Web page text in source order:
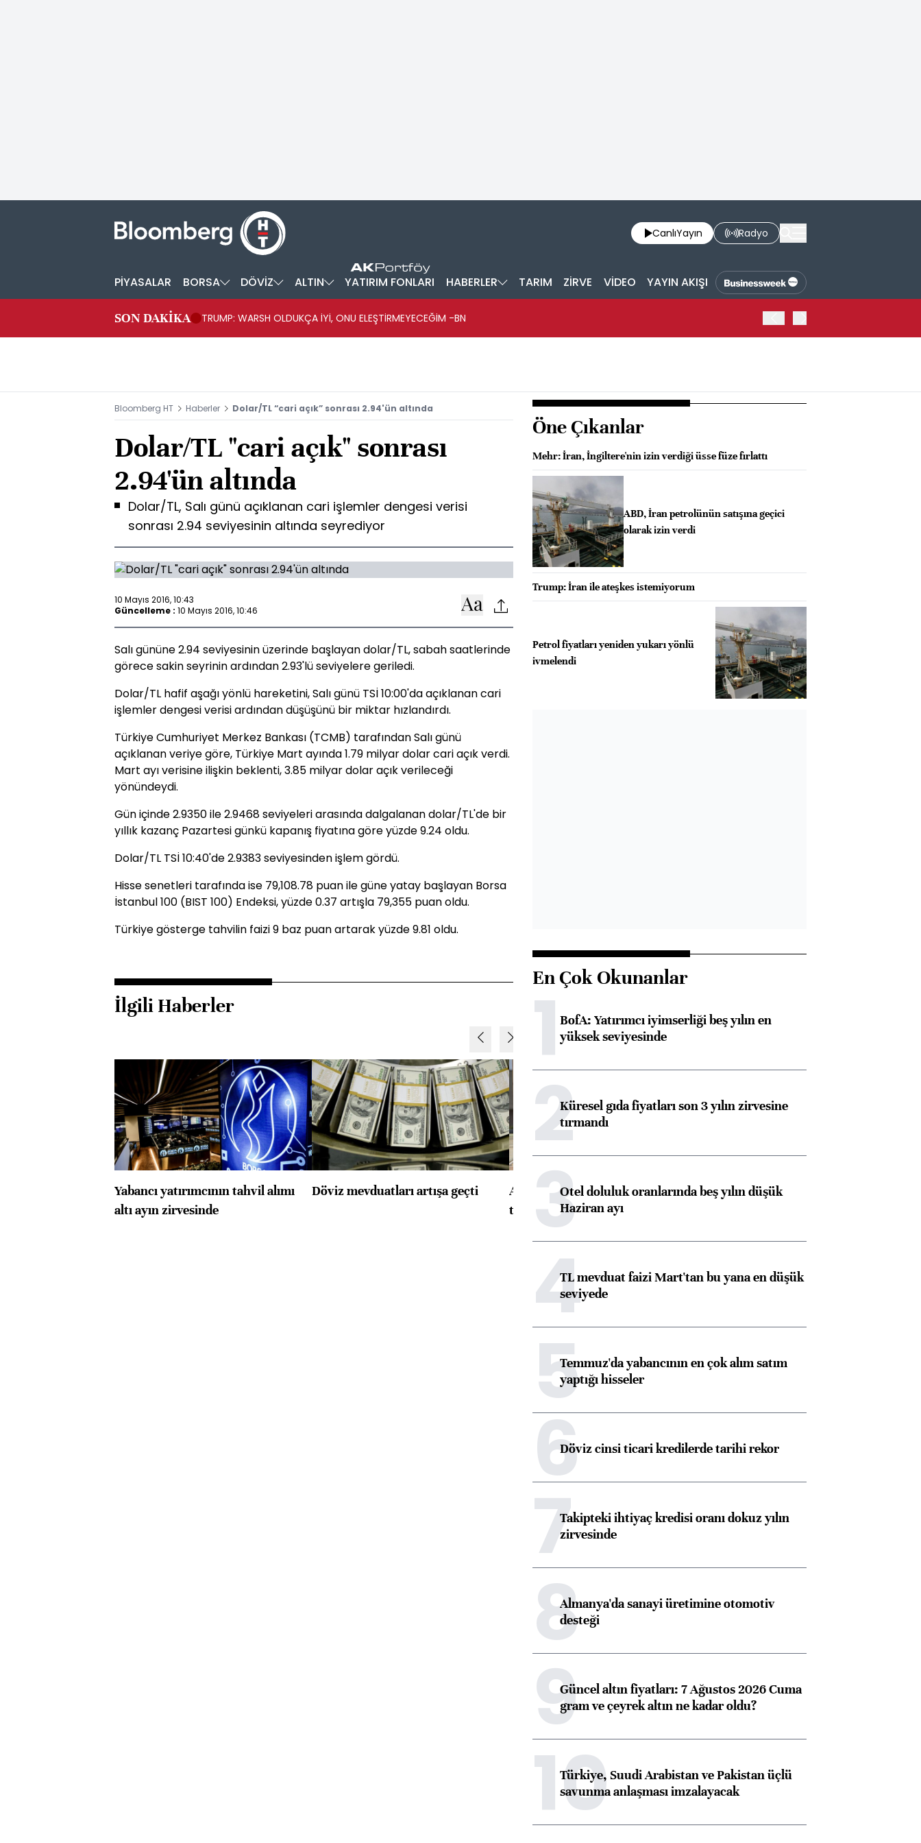
CanlıYayın Radyo
PİYASALAR BORSA DÖVİZ ALTIN YATIRIM FONLARI HABERLER TARIM ZİRVE VİDEO YAYIN AKIŞI
SON DAKİKA TRUMP: WARSH OLDUKÇA İYİ, ONU ELEŞTİRMEYECEĞİM -BN
Bloomberg HT Haberler Dolar/TL “cari açık” sonrası 2.94'ün altında
Dolar/TL "cari açık" sonrası
2.94'ün altında
Dolar/TL, Salı günü açıklanan cari işlemler dengesi verisi
sonrası 2.94 seviyesinin altında seyrediyor
10 Mayıs 2016, 10:43
Güncelleme : 10 Mayıs 2016, 10:46
Salı gününe 2.94 seviyesinin üzerinde başlayan dolar/TL, sabah saatlerinde
görece sakin seyrinin ardından 2.93'lü seviyelere geriledi.
Dolar/TL hafif aşağı yönlü hareketini, Salı günü TSİ 10:00'da açıklanan cari
işlemler dengesi verisi ardından düşüşünü bir miktar hızlandırdı.
Türkiye Cumhuriyet Merkez Bankası (TCMB) tarafından Salı günü
açıklanan veriye göre, Türkiye Mart ayında 1.79 milyar dolar cari açık verdi.
Mart ayı verisine ilişkin beklenti, 3.85 milyar dolar açık verileceği
yönündeydi.
Gün içinde 2.9350 ile 2.9468 seviyeleri arasında dalgalanan dolar/TL'de bir
yıllık kazanç Pazartesi günkü kapanış fiyatına göre yüzde 9.24 oldu.
Dolar/TL TSİ 10:40'de 2.9383 seviyesinden işlem gördü.
Hisse senetleri tarafında ise 79,108.78 puan ile güne yatay başlayan Borsa
İstanbul 100 (BIST 100) Endeksi, yüzde 0.37 artışla 79,355 puan oldu.
Türkiye gösterge tahvilin faizi 9 baz puan artarak yüzde 9.81 oldu.
İlgili Haberler
Yabancı yatırımcının tahvil alımı
altı ayın zirvesinde
Döviz mevduatları artışa geçti
ABD'de konut başlangıçları
toparlandı
konusunda Unicredit ile
görüşmelere hazırlanıyor
Öne Çıkanlar
Mehr: İran, İngiltere'nin izin verdiği üsse füze fırlattı
ABD, İran petrolünün satışına geçici
olarak izin verdi
Trump: İran ile ateşkes istemiyorum
Petrol fiyatları yeniden yukarı yönlü
ivmelendi
En Çok Okunanlar
1BofA: Yatırımcı iyimserliği beş yılın en
yüksek seviyesinde
2Küresel gıda fiyatları son 3 yılın zirvesine
tırmandı
3Otel doluluk oranlarında beş yılın düşük
Haziran ayı
4TL mevduat faizi Mart'tan bu yana en düşük
seviyede
5Temmuz'da yabancının en çok alım satım
yaptığı hisseler
6Döviz cinsi ticari kredilerde tarihi rekor
7Takipteki ihtiyaç kredisi oranı dokuz yılın
zirvesinde
8Almanya'da sanayi üretimine otomotiv
desteği
9Güncel altın fiyatları: 7 Ağustos 2026 Cuma
gram ve çeyrek altın ne kadar oldu?
10
Türkiye, Suudi Arabistan ve Pakistan üçlü
savunma anlaşması imzalayacak